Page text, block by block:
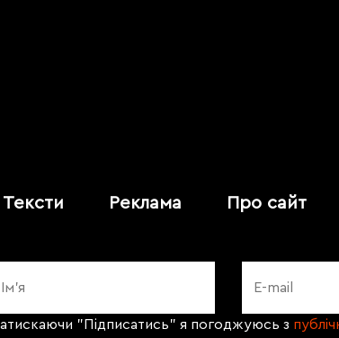
Тексти Реклама Про сайт
"Підписатись" я погоджуюсь з